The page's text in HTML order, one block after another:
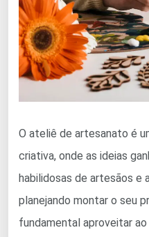
O ateliê de artesanato é
criativa, onde as ideias
habilidosas de artesãos e
planejando montar o seu
fundamental aproveitar